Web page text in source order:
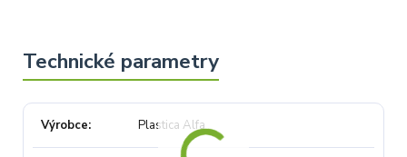
Výrobce Plastica Alfa